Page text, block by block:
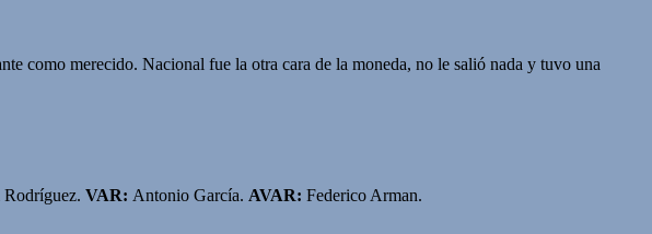
como merecido. Nacional fue la otra cara de la moneda, no le salió nada y tuvo una
VAR: Antonio García. AVAR: Federico Arman.